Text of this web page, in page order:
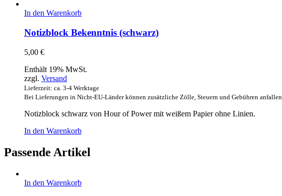
In den Warenkorb
Notizblock Bekenntnis (schwarz)
5,00 €
Enthält 19% MwSt.
zzgl. Versand
Lieferzeit: ca. 3-4 Werktage
Bei Lieferungen in Nicht-EU-Länder können zusätzliche Zölle, Steuern und Gebühren anfallen.
Notizblock schwarz von Hour of Power mit weißem Papier ohne Linien.
In den Warenkorb
Passende Artikel
In den Warenkorb